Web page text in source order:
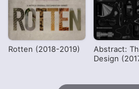
Rotten (2018-2019)
Abstract:
Design